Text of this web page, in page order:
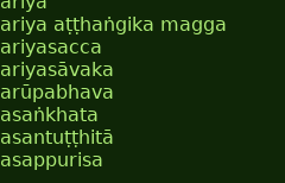
ariya aṭṭhaṅgika magga
ariyasacca
ariyasāvaka
arūpabhava
asaṅkhata
asantuṭṭhitā
asappurisa